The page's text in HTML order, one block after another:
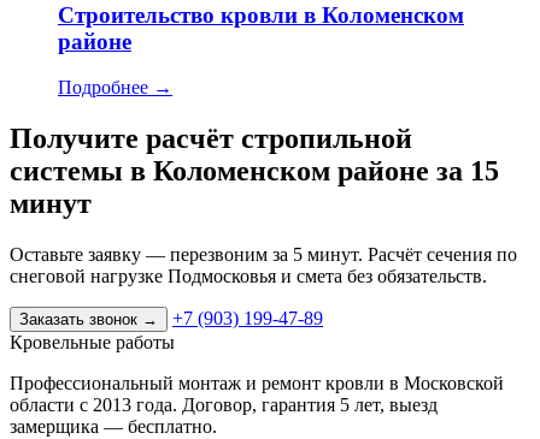
Строительство кровли в Коломенском
районе
Подробнее →
Получите расчёт стропильной
системы в Коломенском районе за 15
минут
Оставьте заявку — перезвоним за 5 минут. Расчёт сечения по
снеговой нагрузке Подмосковья и смета без обязательств.
Заказать звонок →
+7 (903) 199-47-89
Кровельные работы
Профессиональный монтаж и ремонт кровли в Московской
области с 2013 года. Договор, гарантия 5 лет, выезд
замерщика — бесплатно.